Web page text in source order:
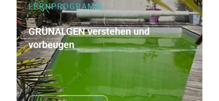
LERNPROGRAMM
GRÜNALGEN verstehen und
vorbeugen